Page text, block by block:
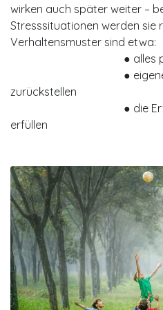
wirken auch später weiter –
Stresssituationen werden sie
Verhaltensmuster sind etwa:
​​● alles
​​●
zurückstellen
​● die
erfüllen